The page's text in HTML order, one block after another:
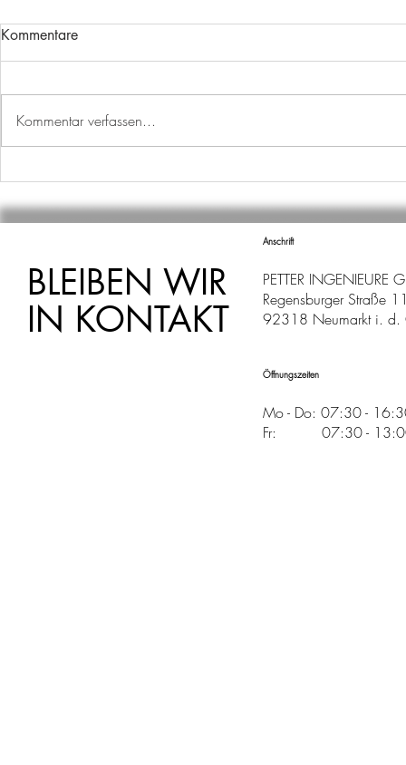
P-SEMINAR AM WILLBALD-
KENNT IHR
Kommentare
Kommentar verfassen...
BLEIBEN WIR
IN KONTAKT
Anschrift
PETTER INGENIEURE
Regensburger Straße
92318 Neumarkt i. d.
Öffnungszeiten
Mo - Do: 07:30 -
Fr: 07:30 -